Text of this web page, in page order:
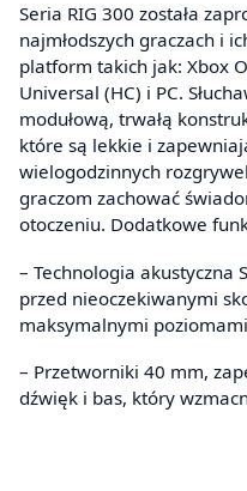
Seria RIG 300 została
najmłodszych graczach i
platform takich jak: Xbox
Universal (HC) i PC.
modułową, trwałą
które są lekkie i
wielogodzinnych
graczom zachować
otoczeniu. Dodatkowe
– Technologia akustyczna
przed nieoczekiwanymi
maksymalnymi
– Przetworniki 40 mm,
dźwięk i bas, który